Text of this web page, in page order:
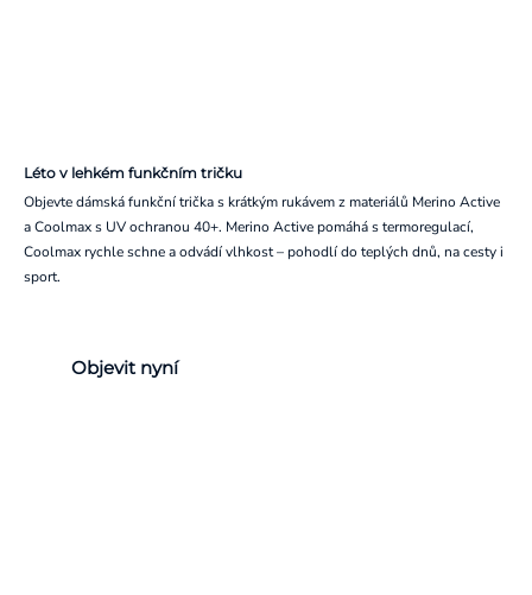
Léto v lehkém funkčním tričku
Objevte dámská funkční trička s krátkým rukávem z materiálů Merino Active
a Coolmax s UV ochranou 40+. Merino Active pomáhá s termoregulací,
Coolmax rychle schne a odvádí vlhkost – pohodlí do teplých dnů, na cesty i
sport.
Objevit nyní